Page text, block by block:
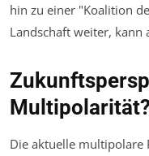
hin zu einer "Koalition
Landschaft weiter, kann
Multipolarität?
Die aktuelle multipolare